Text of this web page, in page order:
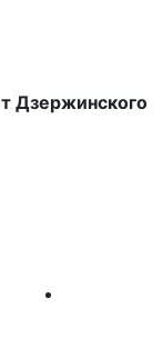
Дзержинского